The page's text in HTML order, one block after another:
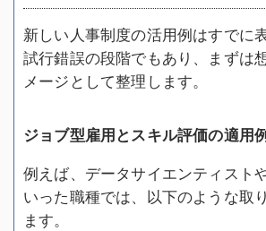
新しい人事制度の活用例はすでに
試行錯誤の段階でもあり、まずは
メージとして整理します。
ジョブ型雇用とスキル評価の適用
例えば、データサイエンティスト
いった職種では、以下のような取
ます。